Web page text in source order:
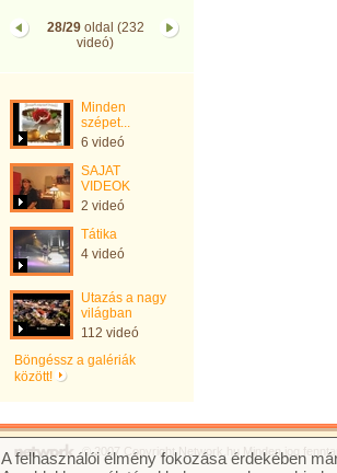
28/29oldal (232
videó)
Minden
szépet...
6 videó
SAJAT
VIDEOK
2 videó
Tátika
4 videó
Utazás a nagy
világban
112 videó
Böngéssz a galériák
között!
© 2007 Copyright Network.hu Minden jog
A felhasználói élmény fokozása érdekében